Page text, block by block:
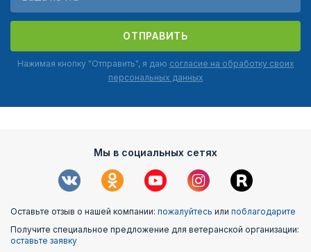
ОТПРАВИТЬ
Нажимая кнопку "Отправить", я даю согласие на обработку своих
персональных данных
Мы в социальных сетях
Оставьте отзыв о нашей компании: пожалуйтесь или поблагодарите
Получите специальное предложение для ветеранской организации:
оставьте заявку